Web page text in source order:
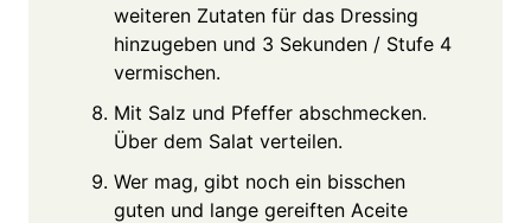
weiteren Zutaten für das Dressing
hinzugeben und 3 Sekunden / Stufe 4
vermischen.
Mit Salz und Pfeffer abschmecken.
Über dem Salat verteilen.
Wer mag, gibt noch ein bisschen
guten und lange gereiften Aceite